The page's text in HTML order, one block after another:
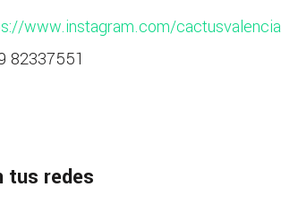
www.instagram.com/
82337551
tus redes